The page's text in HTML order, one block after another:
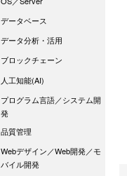
データベース
データ分析・活用
ブロックチェーン
人工知能(AI)
プログラム言語／システム開
発
品質管理
Webデザイン／Web開発／モ
バイル開発